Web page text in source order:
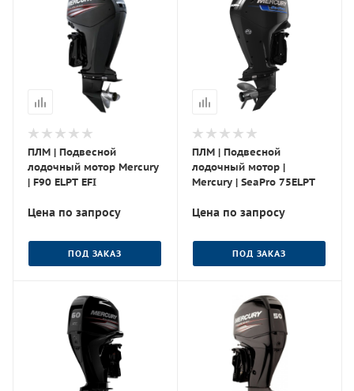
ПЛМ | Подвесной
лодочный мотор Mercury
| F90 ELPT EFI
Цена по запросу
ПОД ЗАКАЗ
ПЛМ | Подвесной
лодочный мотор |
Mercury | SeaPro 75ELPT
Цена по запросу
ПОД ЗАКАЗ